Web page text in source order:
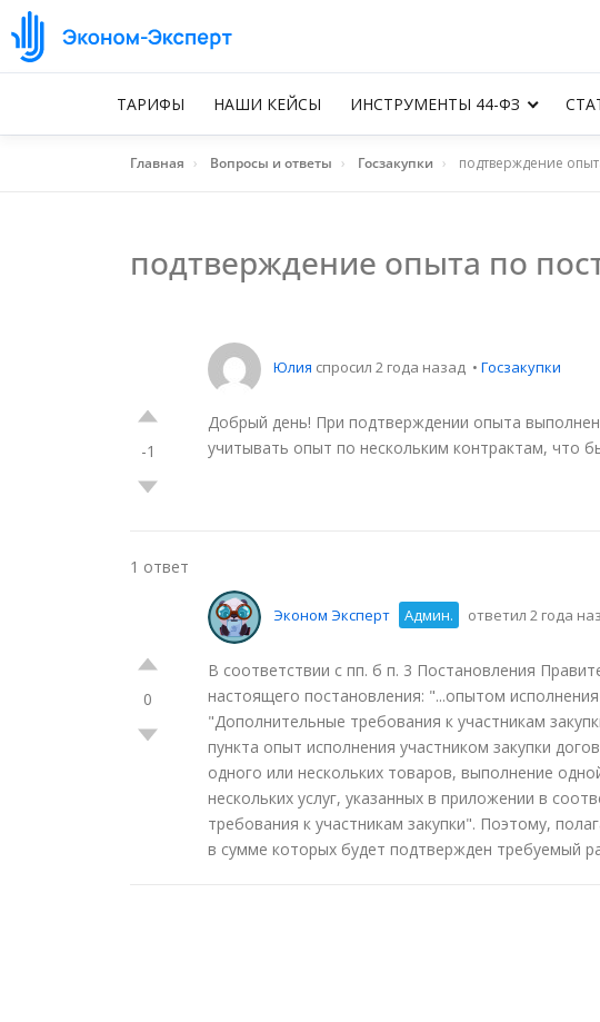
ТАРИФЫ НАШИ КЕЙСЫ ИНСТРУМЕНТЫ 44-ФЗ
Главная › Вопросы и ответы › Госзакупки › подтверждение
подтверждение опыта по
-1
Юлия спросил 2 года назад • Госзакупки
Добрый день! При подтверждении опыта
учитывать опыт по нескольким контрактам, что
1 ответ
0
Эконом Эксперт Админ. ответил 2 года
В соответствии с пп. б п. 3 Постановления
настоящего постановления: "...опытом
"Дополнительные требования к участникам
пункта опыт исполнения участником закупки
одного или нескольких товаров, выполнение
нескольких услуг, указанных в приложении в
требования к участникам закупки". Поэтому,
в сумме которых будет подтвержден требуемый